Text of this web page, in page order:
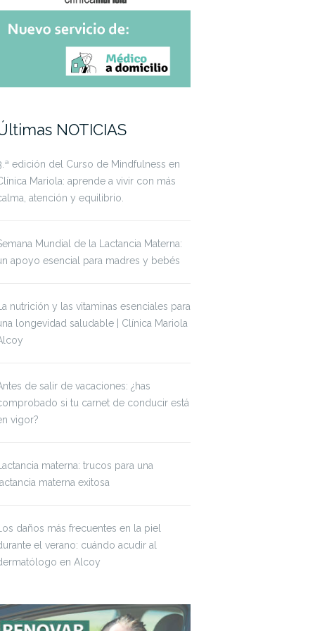
NOTICIAS
edición del Curso de Mindfulness en
Mariola: aprende a vivir con más
atención y equilibrio.
Mundial de la Lactancia Materna:
apoyo esencial para madres y bebés
nutrición y las vitaminas esenciales para
longevidad saludable | Clínica Mariola
de salir de vacaciones: ¿has
si tu carnet de conducir está
vigor?
materna: trucos para una
materna exitosa
daños más frecuentes en la piel
el verano: cuándo acudir al
en Alcoy